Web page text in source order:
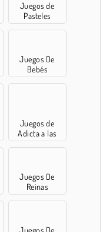
Juegos de
Pasteles
Juegos De
Bebés
Juegos de
Adicta a las
compras
Juegos De
Reinas